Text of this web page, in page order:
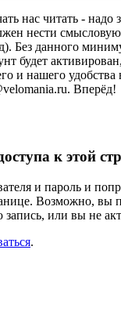
нас читать -
нести
Без данного
будет
и нашего
Вперёд!
к этой
и пароль и
Возможно,
или вы не
.